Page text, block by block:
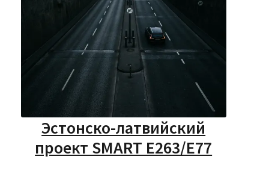
Эстонско-латвийский
проект SMART E263/E77